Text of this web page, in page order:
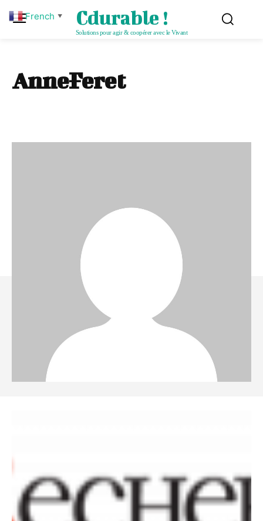
Cdurable !
Solutions pour agir & coopérer avec le Vivant
AnneFeret
French ▼